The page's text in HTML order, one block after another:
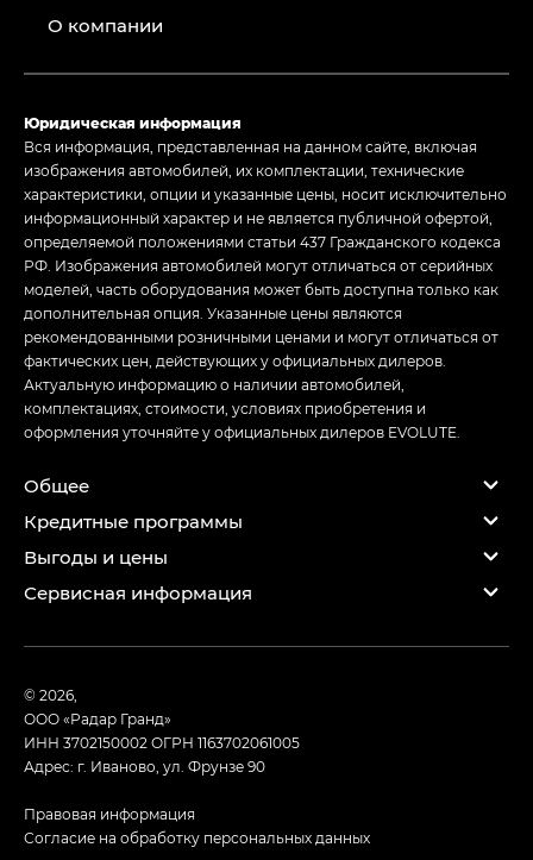
О компании
Юридическая информация
Вся информация, представленная на данном сайте, включая
изображения автомобилей, их комплектации, технические
характеристики, опции и указанные цены, носит исключительно
информационный характер и не является публичной офертой,
определяемой положениями статьи 437 Гражданского кодекса
РФ. Изображения автомобилей могут отличаться от серийных
моделей, часть оборудования может быть доступна только как
дополнительная опция. Указанные цены являются
рекомендованными розничными ценами и могут отличаться от
фактических цен, действующих у официальных дилеров.
Актуальную информацию о наличии автомобилей,
комплектациях, стоимости, условиях приобретения и
оформления уточняйте у официальных дилеров EVOLUTE.
Общее
Кредитные программы
Выгоды и цены
Сервисная информация
© 2026,
ООО «Радар Гранд»
ИНН 3702150002ОГРН 1163702061005
Адрес: г. Иваново, ул. Фрунзе 90
Правовая информация
Согласие на обработку персональных данных